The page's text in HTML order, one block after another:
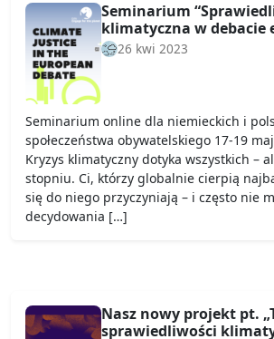
Seminarium
klimatyczna w debacie
26 kwi 2023
Seminarium online dla niemieckich i
społeczeństwa obywatelskiego 17-19
Kryzys klimatyczny dotyka wszystkich –
stopniu. Ci, którzy globalnie cierpią
się do niego przyczyniają – i często nie
decydowania […]
Nasz nowy projekt pt.
sprawiedliwości